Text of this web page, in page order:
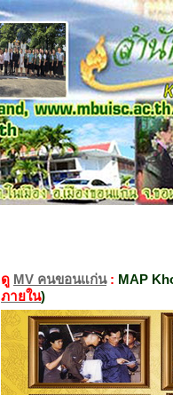
ดู MV คนขอนแก่น: MAP
ภายใน)